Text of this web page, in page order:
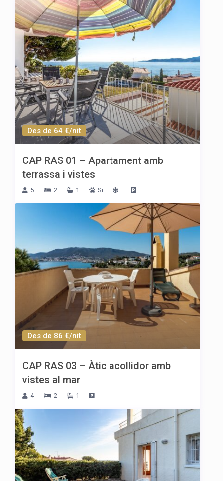
Des de 64 €/nit
CAP RAS 01 – Apartament amb
terrassa i vistes
5 2 1 Si
Des de 86 €/nit
CAP RAS 03 – Àtic acollidor amb
vistes al mar
4 2 1